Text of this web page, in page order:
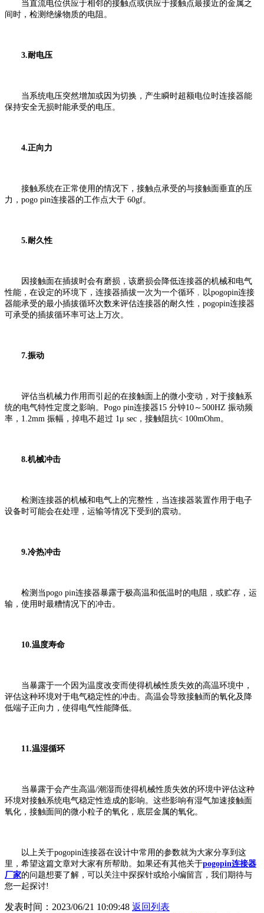
当直流电位供应于相邻的接触点或供应于接触点最接近的金属之
间时，检测绝缘物质的电阻。
3.耐电压
当系统电压突然增加或因为切换，产生瞬时超额电位时连接器能
保持安全无损时能承受的电压。
4.正向力
接触系统在正常使用的情况下，接触点承受的与接触面垂直的压
力，pogo pin连接器的工作点大于 60gf。
5.耐久性
因接触面在插拔时会有磨损，该磨损会降低连接器的机械和电气
性能，在设定的环境下，连接器插拔一次为一个循环﹐以pogopin连接
器能承受的最小插拔循环次数来评估连接器的耐久性，pogopin连接器
可承受的插拔循环率可达上万次。
7.振动
评估当机械力作用而引起的在接触面上的微小变动，对于接触系
统的电气特性定度之影响。Pogo pin连接器15 分钟10～500HZ 振动频
率，1.2mm 振幅，掉电不超过 1μ sec，接触阻抗< 100mOhm。
8.机械冲击
检测连接器的机械和电气上的完整性，当连接器装置作用于电子
设备时可能会在处理，运输等情况下受到的震动。
9.冷热冲击
检测当pogo pin连接器暴露于极高温和低温时的电阻，或贮存，运
输，使用时最糟情况下的冲击。
10.温度寿命
当暴露于一个因为温度改变而使得机械性质失效的高温环境中，
评估这种环境对于电气稳定性的冲击。高温会导致接触而的氧化及降
低端子正向力，使得电气性能降低。
11.温湿循环
当暴露于会产生高温/潮湿而使得机械性质失效的环境中评估这种
环境对接触系统电气稳定性造成的影响。这些影响有湿气加速接触面
氧化，接触面间的微小粒子的氧化，底层金属的氧化。
以上关于pogopin连接器在设计中常用的参数就为大家分享到这
里，希望这篇文章对大家有所帮助。如果还有其他关于pogopin连接器
厂家的问题想要了解，可以关注中探探针或给小编留言，我们期待与
您一起探讨!
发表时间：2023/06/21 10:09:48 返回列表